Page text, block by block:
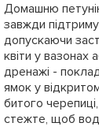
Домашню
завжди
допускаючи
квіти у вазонах
дренажі -
ямок у
битого
стежте, щоб